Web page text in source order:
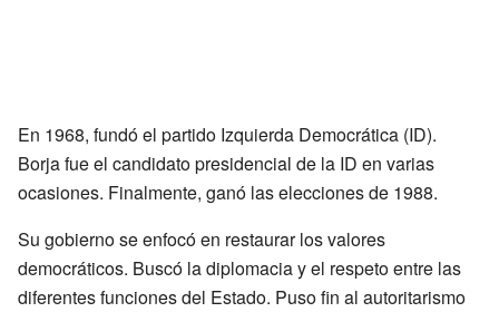
En 1968, fundó el partido Izquierda Democrática (ID).
Borja fue el candidato presidencial de la ID en varias
ocasiones. Finalmente, ganó las elecciones de 1988.
Su gobierno se enfocó en restaurar los valores
democráticos. Buscó la diplomacia y el respeto entre las
diferentes funciones del Estado. Puso fin al autoritarismo